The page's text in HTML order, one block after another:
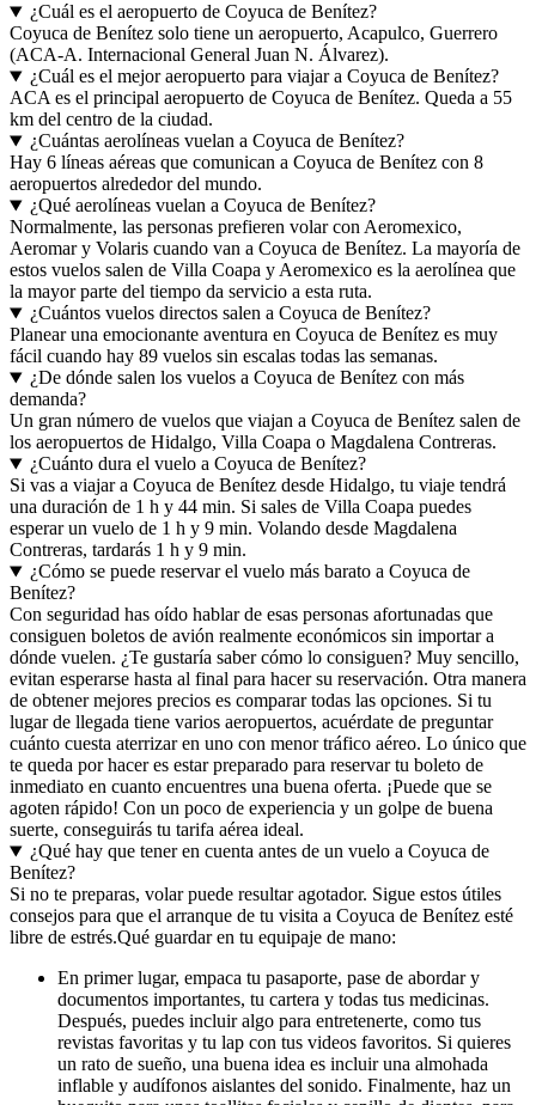
¿Cuál es el aeropuerto de Coyuca de Benítez?
Coyuca de Benítez solo tiene un aeropuerto, Acapulco, Guerrero
(ACA-A. Internacional General Juan N. Álvarez).
¿Cuál es el mejor aeropuerto para viajar a Coyuca de Benítez?
ACA es el principal aeropuerto de Coyuca de Benítez. Queda a 55
km del centro de la ciudad.
¿Cuántas aerolíneas vuelan a Coyuca de Benítez?
Hay 6 líneas aéreas que comunican a Coyuca de Benítez con 8
aeropuertos alrededor del mundo.
¿Qué aerolíneas vuelan a Coyuca de Benítez?
Normalmente, las personas prefieren volar con Aeromexico,
Aeromar y Volaris cuando van a Coyuca de Benítez. La mayoría de
estos vuelos salen de Villa Coapa y Aeromexico es la aerolínea que
la mayor parte del tiempo da servicio a esta ruta.
¿Cuántos vuelos directos salen a Coyuca de Benítez?
Planear una emocionante aventura en Coyuca de Benítez es muy
fácil cuando hay 89 vuelos sin escalas todas las semanas.
¿De dónde salen los vuelos a Coyuca de Benítez con más
demanda?
Un gran número de vuelos que viajan a Coyuca de Benítez salen de
los aeropuertos de Hidalgo, Villa Coapa o Magdalena Contreras.
¿Cuánto dura el vuelo a Coyuca de Benítez?
Si vas a viajar a Coyuca de Benítez desde Hidalgo, tu viaje tendrá
una duración de 1 h y 44 min. Si sales de Villa Coapa puedes
esperar un vuelo de 1 h y 9 min. Volando desde Magdalena
Contreras, tardarás 1 h y 9 min.
¿Cómo se puede reservar el vuelo más barato a Coyuca de
Benítez?
Con seguridad has oído hablar de esas personas afortunadas que
consiguen boletos de avión realmente económicos sin importar a
dónde vuelen. ¿Te gustaría saber cómo lo consiguen? Muy sencillo,
evitan esperarse hasta al final para hacer su reservación. Otra manera
de obtener mejores precios es comparar todas las opciones. Si tu
lugar de llegada tiene varios aeropuertos, acuérdate de preguntar
cuánto cuesta aterrizar en uno con menor tráfico aéreo. Lo único que
te queda por hacer es estar preparado para reservar tu boleto de
inmediato en cuanto encuentres una buena oferta. ¡Puede que se
agoten rápido! Con un poco de experiencia y un golpe de buena
suerte, conseguirás tu tarifa aérea ideal.
¿Qué hay que tener en cuenta antes de un vuelo a Coyuca de
Benítez?
Si no te preparas, volar puede resultar agotador. Sigue estos útiles
consejos para que el arranque de tu visita a Coyuca de Benítez esté
libre de estrés.Qué guardar en tu equipaje de mano:
En primer lugar, empaca tu pasaporte, pase de abordar y
documentos importantes, tu cartera y todas tus medicinas.
Después, puedes incluir algo para entretenerte, como tus
revistas favoritas y tu lap con tus videos favoritos. Si quieres
un rato de sueño, una buena idea es incluir una almohada
inflable y audífonos aislantes del sonido. Finalmente, haz un